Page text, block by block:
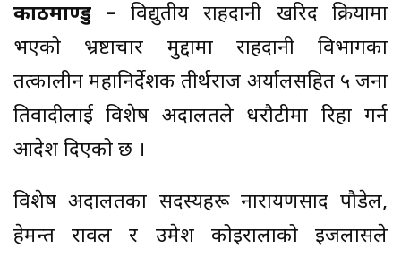
काठमाण्डु – विद्युतीय राहदानी खरिद प्रक्रियामा
भएको भ्रष्टाचार मुद्दामा राहदानी विभागका
तत्कालीन महानिर्देशक तीर्थराज अर्यालसहित ५ जना
प्रतिवादीलाई विशेष अदालतले धरौटीमा रिहा गर्न
आदेश दिएको छ ।
विशेष अदालतका सदस्यहरू नारायणप्रसाद पौडेल,
हेमन्त रावल र उमेश कोइरालाको इजलासले